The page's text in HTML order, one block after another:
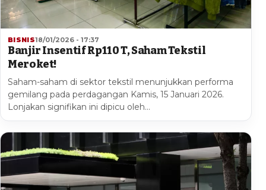
BISNIS18/01/2026 - 17:37
Banjir Insentif Rp110 T, Saham Tekstil
Meroket!
Saham-saham di sektor tekstil menunjukkan performa
gemilang pada perdagangan Kamis, 15 Januari 2026.
Lonjakan signifikan ini dipicu oleh…